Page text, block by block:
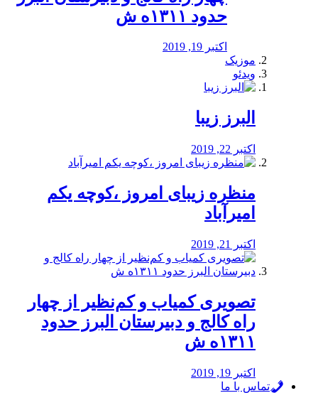
حدود ۱۳۱۱ه ش
اکتبر 19, 2019
موزیک
ویدئو
البرز زیبا
اکتبر 22, 2019
منظره‌‌ زیبای امروز ،کوچه یکم
امیرآباد
اکتبر 21, 2019
️تصویری کمیاب و کم‌نظیر از چهار
راه كالج و دبيرستان البرز حدود
۱۳۱۱ه ش
اکتبر 19, 2019
تماس با ما